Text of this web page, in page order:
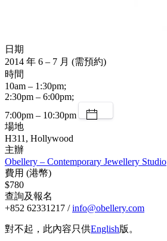
日期
2014 年 6 – 7 月 (需預約)
時間
10am – 1:30pm;
2:30pm – 6:00pm;
7:00pm – 10:30pm
場地
H311, Hollywood
主辦
Obellery – Contemporary Jewellery Studio
費用 (港幣)
$780
查詢及報名
+852 62331217 /info@obellery.com
對不起，此內容只供English版。